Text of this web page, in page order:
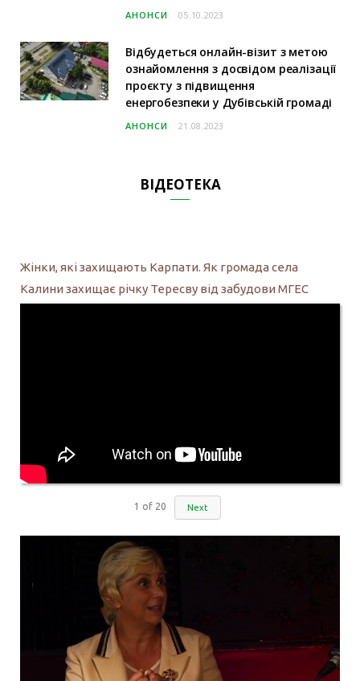
АНОНСИ 05.10.2023
Відбудеться онлайн-візит з метою
ознайомлення з досвідом реалізації
проєкту з підвищення
енергобезпеки у Дубівській громаді
АНОНСИ 21.08.2023
ВІДЕОТЕКА
Жінки, які захищають Карпати. Як громада села
Калини захищає річку Тересву від забудови МГЕС
1 of 20 Next